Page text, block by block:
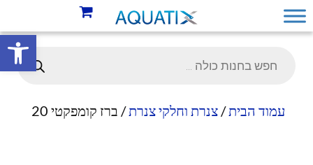
פתח
עמוד הבית/צנרת וחלקי צנרת/ ברז קומפקטי 20